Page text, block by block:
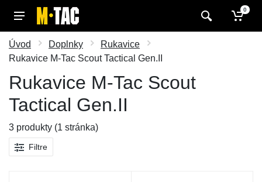
0
Úvod Doplnky
Rukavice
Rukavice M-Tac Scout Tactical Gen.II
Rukavice M-Tac Scout
Tactical Gen.II
3 produkty (1 stránka)
Filtre